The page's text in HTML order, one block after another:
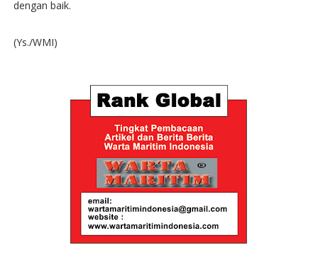
dengan baik.
(Ys./WMI)